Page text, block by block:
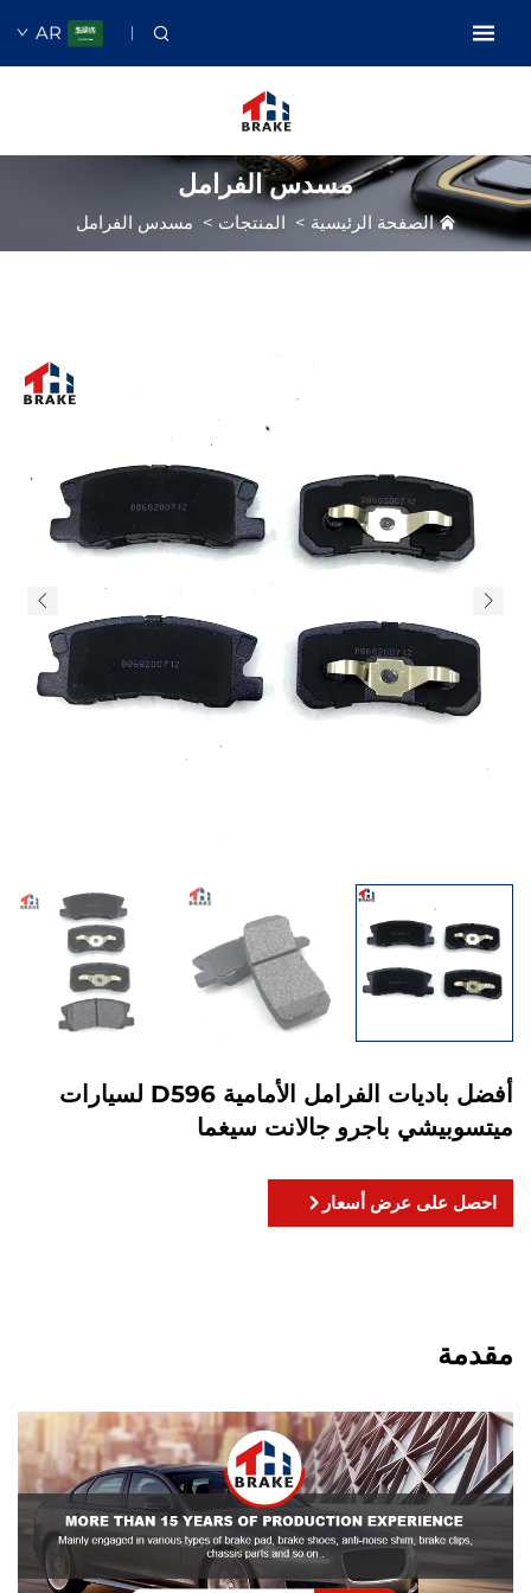
AR
مسدس الفرامل
الصفحة الرئيسية > المنتجات > مسدس الفرامل
أفضل باديات الفرامل الأمامية D596 لسيارات
ميتسوبيشي باجرو جالانت سيغما
احصل على عرض أسعار
مقدمة